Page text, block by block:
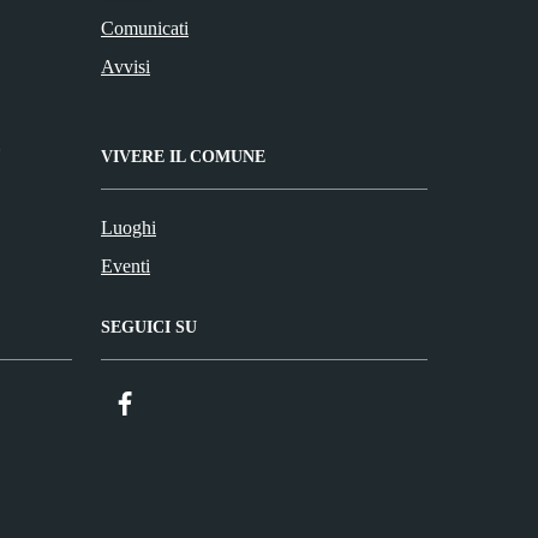
Comunicati
Avvisi
VIVERE IL COMUNE
Luoghi
Eventi
SEGUICI SU